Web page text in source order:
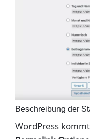
Beschreibung der
WordPress